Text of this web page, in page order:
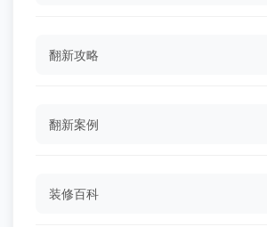
翻新攻略
翻新案例
装修百科